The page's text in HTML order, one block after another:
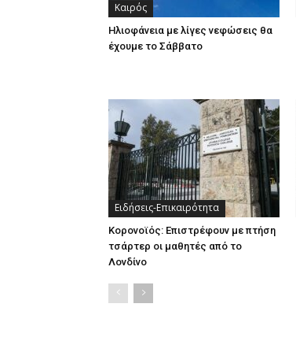
Καιρός
Ηλιοφάνεια με λίγες νεφώσεις θα
έχουμε το Σάββατο
Ειδήσεις-Επικαιρότητα
Κορονοϊός: Επιστρέφουν με πτήση
τσάρτερ οι μαθητές από το
Λονδίνο